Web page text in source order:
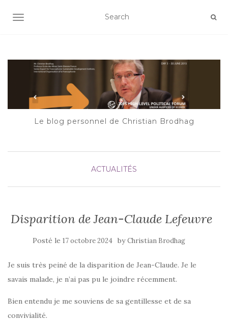
AFFICHER/MASQUER LA NAVIGATION
Le blog personnel de Christian Brodhag
ACTUALITÉS
Disparition de Jean-Claude Lefeuvre
Posté le 17 octobre 2024 byChristian Brodhag
Je suis très peiné de la disparition de Jean-Claude. Je le
savais malade, je n’ai pas pu le joindre récemment.
Bien entendu je me souviens de sa gentillesse et de sa
convivialité.